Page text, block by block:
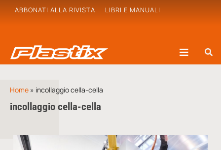
ABBONATI ALLA RIVISTA LIBRI E MANUALI
Home » incollaggio cella-cella
incollaggio cella-cella